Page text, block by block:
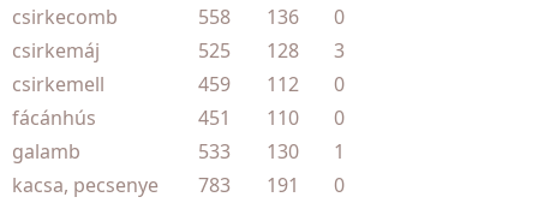
csirkecomb 558 136
0
csirkemáj
525 128
3
csirkemell
459 112
0
fácánhús
451 110
0
galamb
533 130
1
kacsa, pecsenye
783 191
0